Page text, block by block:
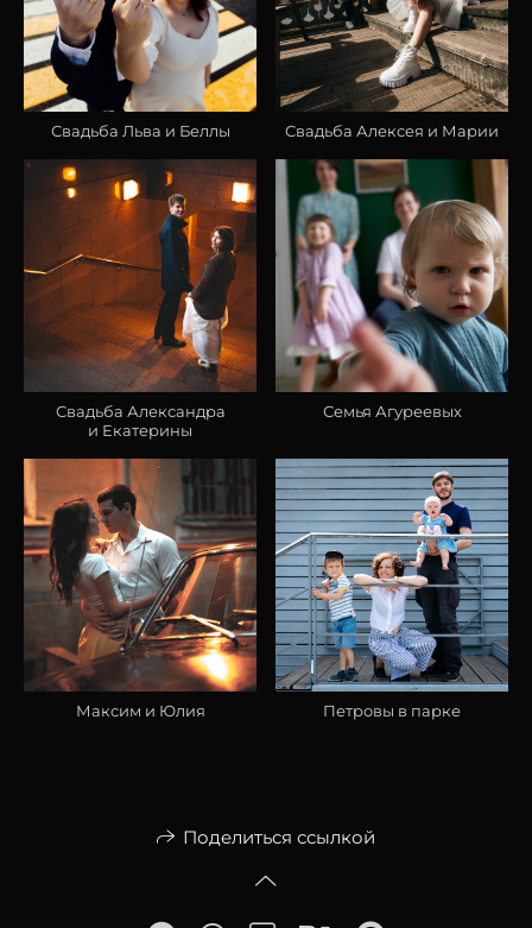
Свадьба Льва и Беллы Свадьба Алексея и Марии
Свадьба Александра
и Екатерины
Семья Агуреевых
Максим и Юлия Петровы в парке
Поделиться ссылкой